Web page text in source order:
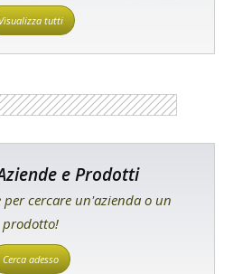
Visualizza tutti
e Prodotti
per cercare un'azienda o un
prodotto!
Cerca adesso